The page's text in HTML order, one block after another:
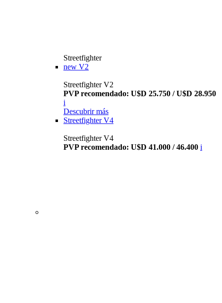
Streetfighter
new V2
Streetfighter V2
PVP recomendado: U$D 25.750 / U$D 28.950
i
Descubrir más
Streetfighter V4
Streetfighter V4
PVP recomendado: U$D 41.000 / 46.400 i